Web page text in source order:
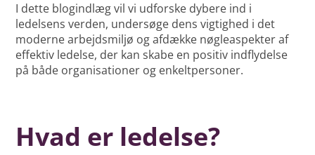
I dette blogindlæg vil vi udforske dybere ind i
ledelsens verden, undersøge dens vigtighed i det
moderne arbejdsmiljø og afdække nøgleaspekter af
effektiv ledelse, der kan skabe en positiv indflydelse
på både organisationer og enkeltpersoner.
Hvad er ledelse?